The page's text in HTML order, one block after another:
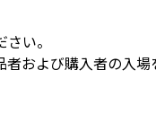
い。
および購入者の入場